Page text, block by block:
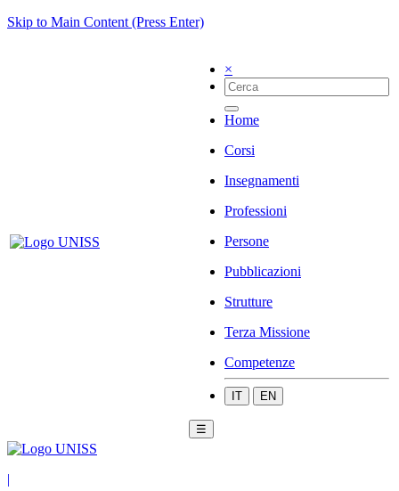
Skip to Main Content (Press Enter)
×
Home
Corsi
Insegnamenti
Professioni
Persone
Pubblicazioni
Strutture
Terza Missione
Competenze
IT EN
☰
|